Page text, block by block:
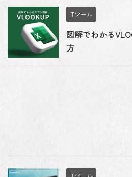
ITツール
図解でわかる
方